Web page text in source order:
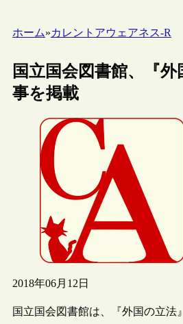
ホーム»カレントアウェアネス-R
国立国会図書館、『
事を掲載
2018年06月12日
国立国会図書館は、『外国の立法